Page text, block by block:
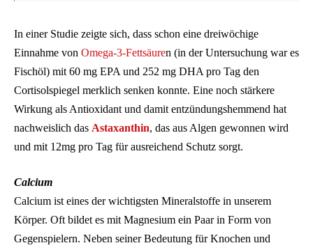
In einer Studie zeigte sich, dass schon eine dreiwöchige
Einnahme von Omega-3-Fettsäuren (in der Untersuchung war es
Fischöl) mit 60 mg EPA und 252 mg DHA pro Tag den
Cortisolspiegel merklich senken konnte. Eine noch stärkere
Wirkung als Antioxidant und damit entzündungshemmend hat
nachweislich das Astaxanthin, das aus Algen gewonnen wird
und mit 12mg pro Tag für ausreichend Schutz sorgt.
Calcium
Calcium ist eines der wichtigsten Mineralstoffe in unserem
Körper. Oft bildet es mit Magnesium ein Paar in Form von
Gegenspielern. Neben seiner Bedeutung für Knochen und